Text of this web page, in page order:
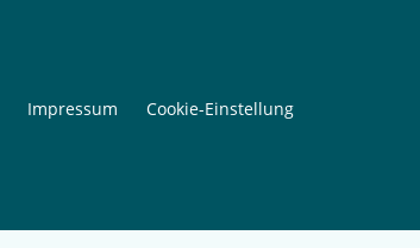
Impressum Cookie-Einstellung